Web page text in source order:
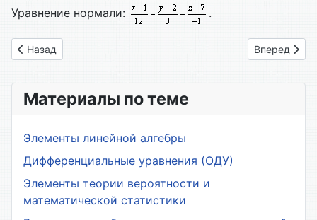
Уравнение нормали: .
Предыдущий: 18.1. Частные производные от функции двух
Назад Следующий:
Вперед
Материалы по теме
Элементы линейной алгебры
Дифференциальные уравнения (ОДУ)
Элементы теории вероятности и
математической статистики